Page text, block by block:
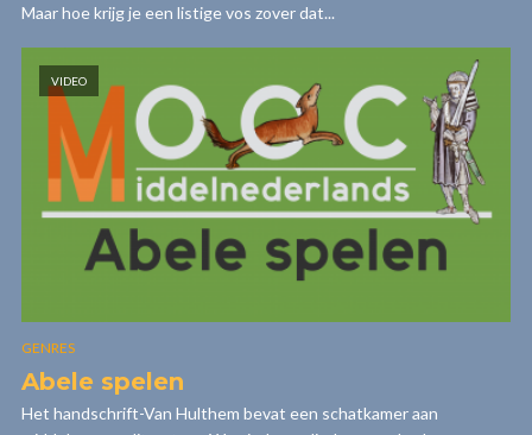
Maar hoe krijg je een listige vos zover dat...
VIDEO
GENRES
Abele spelen
Het handschrift-Van Hulthem bevat een schatkamer aan